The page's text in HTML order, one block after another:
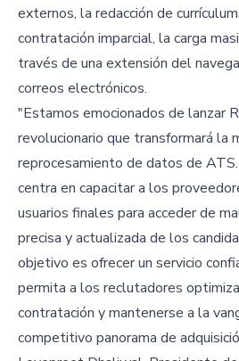
externos, la redacción de
contratación imparcial, la carga
través de una extensión del
correos electrónicos.
"Estamos emocionados de lanzar
revolucionario que transformará la
reprocesamiento de datos de
centra en capacitar a los
usuarios finales para acceder de
precisa y actualizada de los
objetivo es ofrecer un servicio
permita a los reclutadores
contratación y mantenerse a la
competitivo panorama de